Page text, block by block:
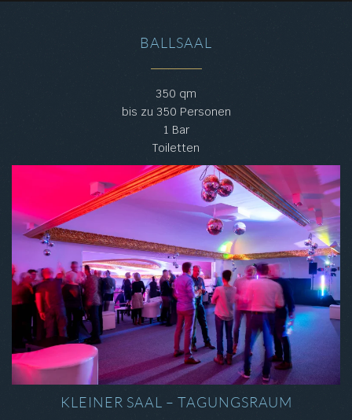
BALLSAAL
350 qm
bis zu 350 Personen
1 Bar
Toiletten
KLEINER SAAL – TAGUNGSRAUM